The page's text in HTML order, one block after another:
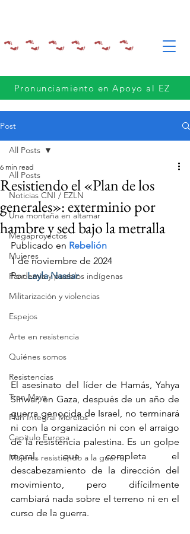
Pronunciamiento en Apoyo al EZ
Post
All Posts
Noticias CNI / EZLN
Una montaña en altamar
Megaproyectos
Mujeres
Pandemia y pueblos indígenas
Militarización y violencias
Espejos
Arte en resistencia
Quiénes somos
Resistencias
Tren Maya
Plan Integral Morelos
Capítulo Europa
Mujeres resistiendo a la guerra
All Posts
Resistiendo el «Plan de los
generales»: exterminio por
hambre y sed bajo la metralla
6 min read
Publicado en Rebelión
1 de noviembre de 2024
Por Layla Nassar
El asesinato del líder de Hamás, Yahya
Sinwar, en Gaza, después de un año de
guerra genocida de Israel, no terminará
ni con la organización ni con el arraigo
de la resistencia palestina. Es un golpe
moral, que completa el
descabezamiento de la dirección del
movimiento, pero difícilmente
cambiará nada sobre el terreno ni en el
curso de la guerra.